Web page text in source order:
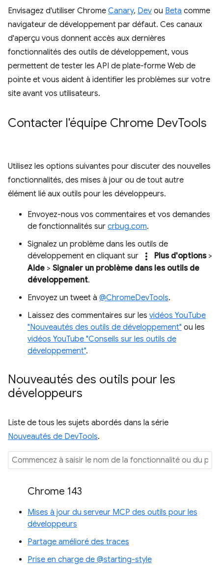
Envisagez d'utiliser Chrome Canary, Dev ou Beta comme
navigateur de développement par défaut. Ces canaux
d'aperçu vous donnent accès aux dernières
fonctionnalités des outils de développement, vous
permettent de tester les API de plate-forme Web de
pointe et vous aident à identifier les problèmes sur votre
site avant vos utilisateurs.
Contacter l'équipe Chrome DevTools
Utilisez les options suivantes pour discuter des nouvelles
fonctionnalités, des mises à jour ou de tout autre
élément lié aux outils pour les développeurs.
Envoyez-nous vos commentaires et vos demandes
de fonctionnalités sur crbug.com.
Signalez un problème dans les outils de
développement en cliquant sur
more_vert Plus d'options>
Aide > Signaler un problème dans les outils de
développement.
Envoyez un tweet à @ChromeDevTools.
Laissez des commentaires sur les vidéos YouTube
"Nouveautés des outils de développement" ou les
vidéos YouTube "Conseils sur les outils de
développement".
Nouveautés des outils pour les
développeurs
Liste de tous les sujets abordés dans la série
Nouveautés de DevTools.
Chrome 143
Mises à jour du serveur MCP des outils pour les
développeurs
Partage amélioré des traces
Prise en charge de @starting-style